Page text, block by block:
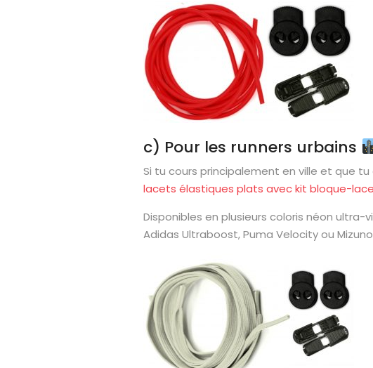
c) Pour les runners urbains
Si tu cours principalement en ville et que
lacets élastiques plats avec kit bloque-
Disponibles en plusieurs coloris néon
Adidas Ultraboost, Puma Velocity ou